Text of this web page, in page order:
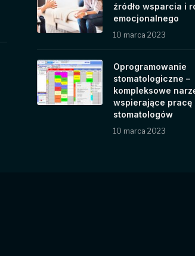
źródło wsparcia i
emocjonalnego
10 marca 2023
Oprogramowanie
stomatologiczne –
kompleksowe
wspierające pracę
stomatologów
10 marca 2023